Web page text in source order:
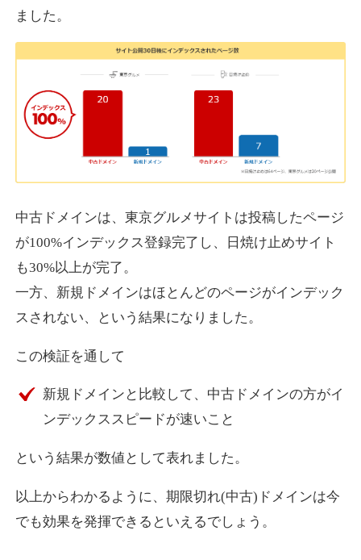
ました。
中古ドメインは、東京グルメサイトは投稿したページ
が100%インデックス登録完了し、日焼け止めサイト
も30%以上が完了。
一方、新規ドメインはほとんどのページがインデック
スされない、という結果になりました。
この検証を通して
新規ドメインと比較して、中古ドメインの方がイ
ンデックススピードが速いこと
という結果が数値として表れました。
以上からわかるように、期限切れ(中古)ドメインは今
でも効果を発揮できるといえるでしょう。